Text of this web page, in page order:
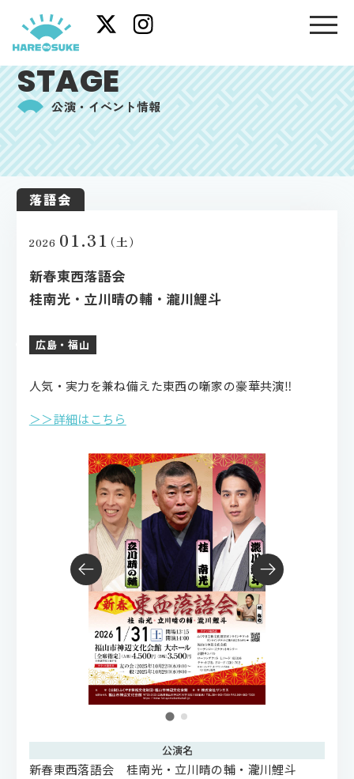
STAGE
公演・イベント情報
落語会
2026 01.31（土）
新春東西落語会
桂南光・立川晴の輔・瀧川鯉斗
広島・福山
人気・実力を兼ね備えた東西の噺家の豪華共演‼
＞＞詳細はこちら
公演名
新春東西落語会 桂南光・立川晴の輔・瀧川鯉斗